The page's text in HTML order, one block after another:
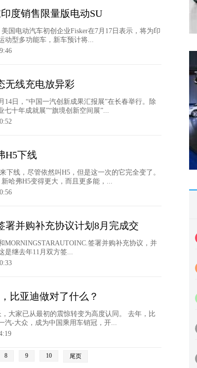
度销售限量版电动SU
国电动汽车初创企业Fisker在7月17日表示，将为印
动型多功能车，新车预计将...
无线充电放异彩
14日，“中国一汽创新成果汇报展”在长春举行。除
七十年成就展”“旗境创新空间展”...
H5下线
下线，尽管依然叫H5，但是这一次的它完全变了。
哈弗H5变得更大，而且更多能，...
署并购补充协议计划8月完成交
MORNINGSTARAUTOINC.签署并购补充协议，并
是继去年11月双方签...
比亚迪做对了什么？
大家已从最初的震惊转变为高度认同。 去年，比
汽-大众，成为中国乘用车销冠，开...
8 9 10 尾页